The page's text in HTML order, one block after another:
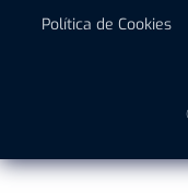
Política de Cookies